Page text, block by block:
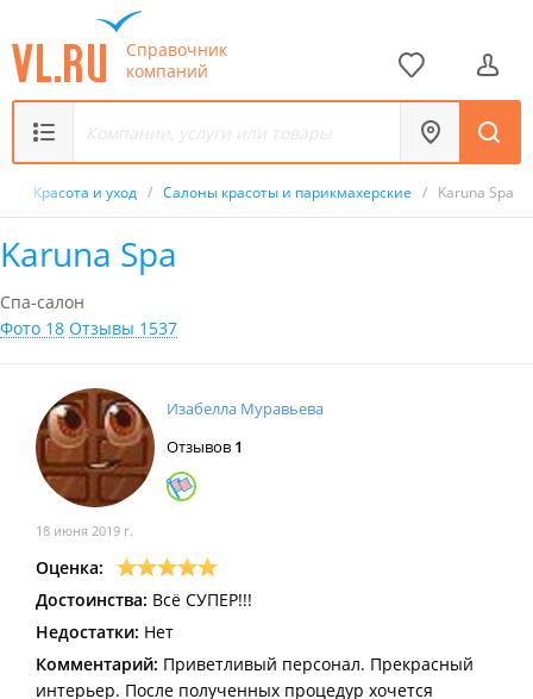
Справочник
компаний
Красота и уход / Салоны красоты и парикмахерские / Karuna Spa
Karuna Spa
Спа-салон
Фото 18 Отзывы 1537
Изабелла Муравьева
Отзывов 1
18 июня 2019 г.
Оценка:
Достоинства: Всё СУПЕР!!!
Недостатки: Нет
Комментарий: Приветливый персонал. Прекрасный
интерьер. После полученных процедур хочется